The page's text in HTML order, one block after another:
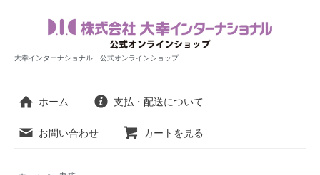
大幸インターナショナル 公式オンラインショップ
ホーム 支払・配送について
お問い合わせ カートを見る